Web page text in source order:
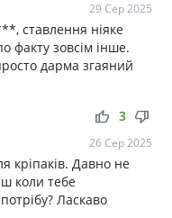
29 Сер 2025
ставлення ніяке
факту зовсім інше.
дарма згаяний
thumb_up thumb_down
3
26 Сер 2025
кріпаків. Давно не
коли тебе
Ласкаво